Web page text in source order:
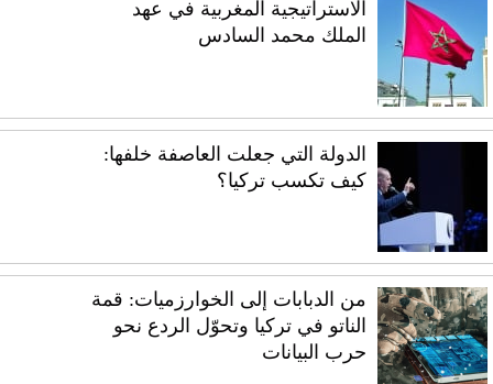
الاستراتيجية المغربية في عهد
الملك محمد السادس
الدولة التي جعلت العاصفة خلفها:
كيف تكسب تركيا؟
من الدبابات إلى الخوارزميات: قمة
الناتو في تركيا وتحوّل الردع نحو
حرب البيانات